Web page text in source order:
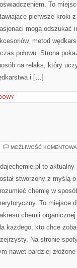
To
pierwsze kroki
mogą odszukać
metod
połowu. Strona
na relaks, który
i […]
MOŻLIWOŚĆ
to
stworzony z myślą
chemię w
To miejsce
chemii
każdego, kto chce
Na stronie
nawet bardziej